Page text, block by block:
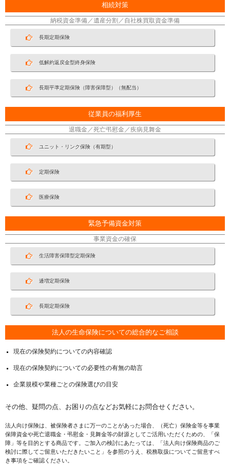
相続対策
納税資金準備／遺産分割／自社株買取資金準備
長期定期保険
低解約返戻金型終身保険
長期平準定期保険（障害保障型）（無配当）
従業員の福利厚生
退職金／死亡弔慰金／疾病見舞金
ユニット・リンク保険（有期型）
定期保険
医療保険
緊急予備資金対策
事業資金の確保
生活障害保障型定期保険
逓増定期保険
長期定期保険
法人の生命保険についての総合的なご相談
現在の保険契約についての内容確認
現在の保険契約についての必要性の有無の助言
企業規模や業種ごとの保険選びの目安
その他、疑問の点、お困りの点などお気軽にお問合せください。
法人向け保険は、被保険者さまに万一のことがあった場合、（死亡）保険金等を事業
保障資金や死亡退職金・弔慰金・見舞金等の財源としてご活用いただくための、「保
障」等を目的とする商品です。ご加入の検討にあたっては、「法人向け保険商品のご
検討に際してご留意いただきたいこと」を参照のうえ、税務取扱についてご留意すべ
き事項をご確認ください。